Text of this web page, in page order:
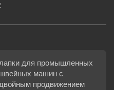
лапки для промышленных
швейных машин с
двойным продвижением